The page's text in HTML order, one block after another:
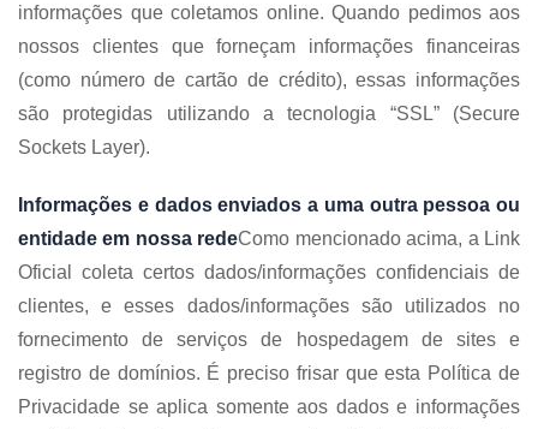
informações que coletamos online. Quando pedimos aos
nossos clientes que forneçam informações financeiras
(como número de cartão de crédito), essas informações
são protegidas utilizando a tecnologia “SSL” (Secure
Sockets Layer).
Informações e dados enviados a uma outra pessoa ou
entidade em nossa redeComo mencionado acima, a Link
Oficial coleta certos dados/informações confidenciais de
clientes, e esses dados/informações são utilizados no
fornecimento de serviços de hospedagem de sites e
registro de domínios. É preciso frisar que esta Política de
Privacidade se aplica somente aos dados e informações